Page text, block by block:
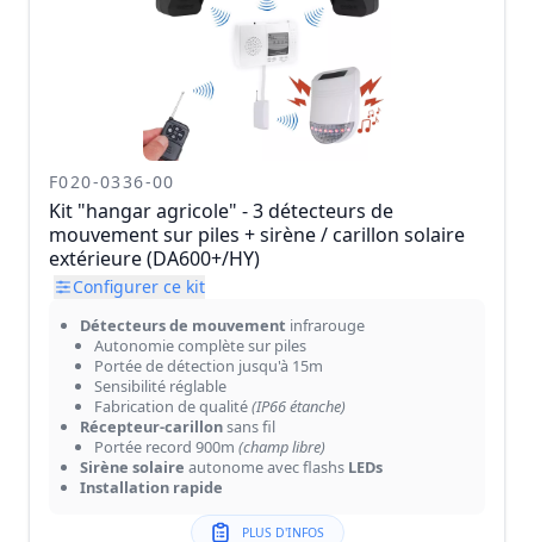
F020-0336-00
Kit "hangar agricole" - 3 détecteurs de
mouvement sur piles + sirène / carillon solaire
extérieure (DA600+/HY)
Configurer ce kit
Détecteurs de mouvement infrarouge
Autonomie complète sur piles
Portée de détection jusqu'à 15m
Sensibilité réglable
Fabrication de qualité(IP66 étanche)
Récepteur-carillonsans fil
Portée record 900m (champ libre)
Sirène solaire autonome avec flashs LEDs
Installation rapide
PLUS D'INFOS